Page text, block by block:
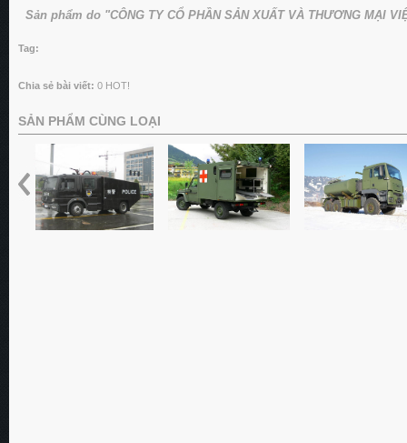
Sản phẩm do "CÔNG TY CỔ PHẦN SẢN XUẤT VÀ THƯƠNG MẠI
Tag:
Chia sẻ bài viết: 0 HOT!
SẢN PHẨM CÙNG LOẠI